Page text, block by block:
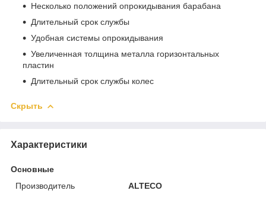
Несколько положений опрокидывания барабана
Длительный срок службы
Удобная системы опрокидывания
Увеличенная толщина металла горизонтальных
пластин
Длительный срок службы колес
Скрыть
Характеристики
Основные
Производитель
ALTECO